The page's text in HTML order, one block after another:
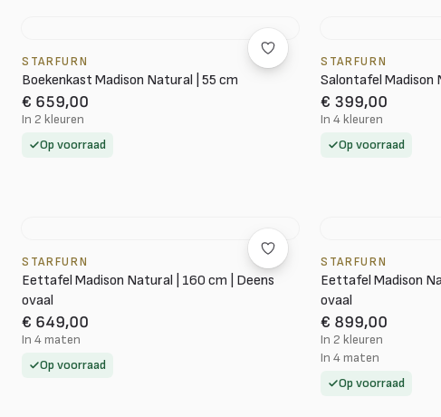
STARFURN
Boekenkast Madison Natural | 55 cm
€ 659,00
In 2 kleuren
Op voorraad
STARFURN
Salontafel Madison
€ 399,00
In 4 kleuren
Op voorraad
STARFURN
Eettafel Madison Natural | 160 cm | Deens
ovaal
€ 649,00
In 4 maten
Op voorraad
STARFURN
Eettafel Madison
ovaal
€ 899,00
In 2 kleuren
In 4 maten
Op voorraad